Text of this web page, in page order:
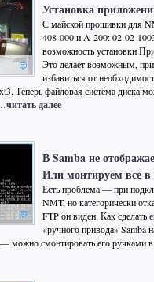
Установка
С майской прошивки для
408-000 и A-200: 02-02-
возможность установки
Это делает возможным,
избавиться от
Теперь файловая система диска
далее
В Samba не
Или монтируем все в
Есть проблема — при
NMT, но категорически
FTP он виден. Как
«ручного привода» Samba
— можно смонтировать его ручками